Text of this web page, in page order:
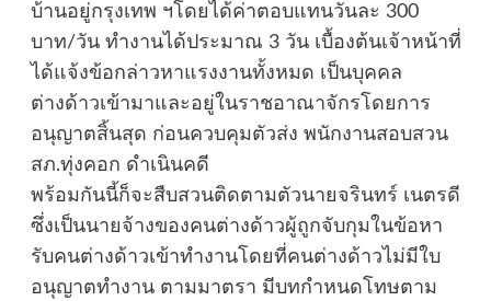
บ้านอยู่กรุงเทพ ฯโดยได้ค่าตอบแทนวันละ 300
บาท/วัน ทำงานได้ประมาณ 3 วัน เบื้องต้นเจ้าหน้าที่
ได้แจ้งข้อกล่าวหาแรงงานทั้งหมด เป็นบุคคล
ต่างด้าวเข้ามาและอยู่ในราชอาณาจักรโดยการ
อนุญาตสิ้นสุด ก่อนควบคุมตัวส่ง พนักงานสอบสวน
สภ.ทุ่งคอก ดำเนินคดี
พร้อมกันนี้ก็จะสืบสวนติดตามตัวนายจรินทร์ เนตรดี
ซึ่งเป็นนายจ้างของคนต่างด้าวผู้ถูกจับกุมในข้อหา
รับคนต่างด้าวเข้าทำงานโดยที่คนต่างด้าวไม่มีใบ
อนุญาตทำงาน ตามมาตรา มีบทกำหนดโทษตาม